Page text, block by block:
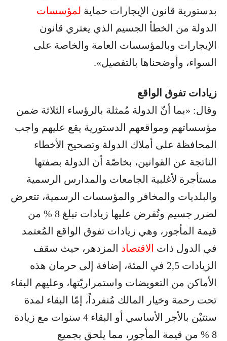
بدستورية قانون الإيجارات حماية لمؤسسات
الدولة من الخطأ الجسيم الذي يعتري قانون
الإيجارات وبالمؤسسات العامة والخاصة على
السواء، وأوضحناها بالتفصيل».
زيادات تفوق الواقع
وقال: «بما أنّ الدولة مُمثلة بالرؤساء الثلاثة ضمن
مؤسساتهم ومواقعهم الدستورية يقع عليهم واجب
المحافظة على أملاك الدولة وتصحيح الأخطاء
الناتجة عن القوانين، بخاصّة أن الدولة بصفتها
مستأجرة لأغلبية الجامعات والمدارس الرسمية
والبلديات والمخافر والمؤسسات الرسمية، تتعرض
لضرر جسيم وتُفرض عليها زيادات تبلغ 8 % من
قيمة المأجور، وهي زيادات تفوق الواقع المُعتمد
في الدول ذات الاقتصاد المزدهر، حيث سقف
الزيادات 2,5 في المئة، إضافة إلى حرمان هذه
الأماكن من التعويضات واستمراريّتها، وعليهم البقاء
تحت رحمة وخيار المالك مُنفرداً، إمّا البقاء لمدة
سنتيْن بالأجر الأساسي أو البقاء 4 سنوات مع زيادة
8 % من قيمة المأجور، مما يلحق بجميع